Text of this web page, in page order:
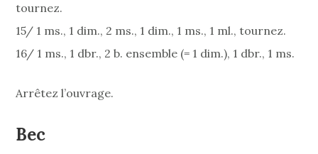
tournez.
15/ 1 ms., 1 dim., 2 ms., 1 dim., 1 ms., 1 ml., tournez.
16/ 1 ms., 1 dbr., 2 b. ensemble (= 1 dim.), 1 dbr., 1 ms.
Arrêtez l’ouvrage.
Bec